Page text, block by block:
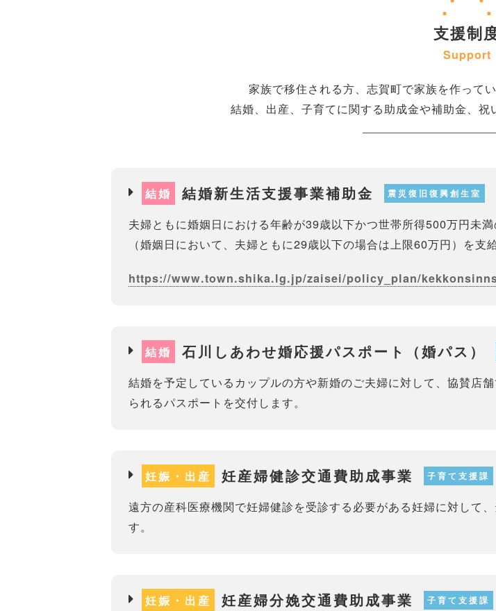
支援制
Support
家族で移住される方、志賀町で家族を作って
結婚、出産、子育てに関する助成金や補助金、祝
結婚 結婚新生活支援事業補助金 震災復旧復興創生室
夫婦ともに婚姻日における年齢が39歳以下かつ世帯所得500万円未満
（婚姻日において、夫婦ともに29歳以下の場合は上限60万円）を支給
https://www.town.shika.lg.jp/zaisei/policy_plan/
結婚 石川しあわせ婚応援パスポート（婚パス）
結婚を予定しているカップルの方や新婚のご夫婦に対して、協賛店
られるパスポートを交付します。
妊娠・出産 妊産婦健診交通費助成事業 子育て支援課
遠方の産科医療機関で妊婦健診を受診する必要がある妊婦に対して
す。
妊娠・出産 妊産婦分娩交通費助成事業 子育て支援課